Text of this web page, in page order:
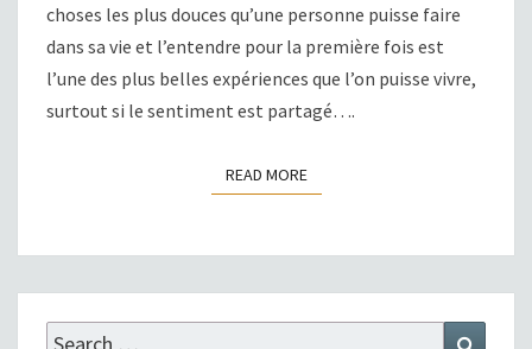
choses les plus douces qu’une personne puisse faire
dans sa vie et l’entendre pour la première fois est
l’une des plus belles expériences que l’on puisse vivre,
surtout si le sentiment est partagé….
READ MOREREAD MORE
Search